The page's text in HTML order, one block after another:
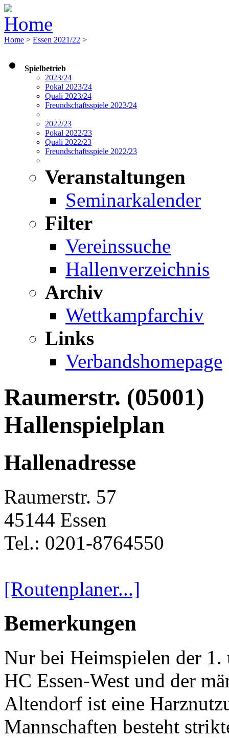
Home > Essen 2021/22 >
Spielbetrieb
2023/24
Pokal 2023/24
Quali 2023/24
Freundschaftsspiele 2023/24
2022/23
Pokal 2022/23
Quali 2022/23
Freundschaftsspiele 2022/23
Veranstaltungen
Seminarkalender
Filter
Vereinssuche
Hallenverzeichnis
Archiv
Wettkampfarchiv
Links
Verbandshomepage
Raumerstr. (05001)
Hallenspielplan
Hallenadresse
Raumerstr. 57
45144 Essen
Tel.: 0201-8764550
[Routenplaner...]
Bemerkungen
Nur bei Heimspielen der
HC Essen-West und der
Altendorf ist eine
Mannschaften besteht